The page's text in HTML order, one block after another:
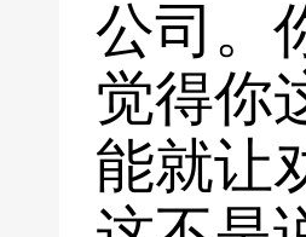
公司。
觉得你
能就让